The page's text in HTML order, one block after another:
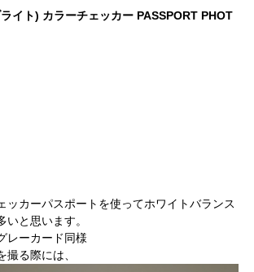
イト) カラーチェッカー PASSPORT PHOT
ッカーパスポートを使ってホワイトバランス
いと思います。
レーカード同様
撮る際には、